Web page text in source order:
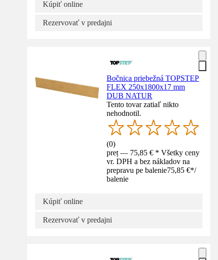
Kúpiť online
Rezervovať v predajni
Bočnica priebežná TOPSTEP
FLEX 250x1800x17 mm
DUB NATUR
Tento tovar zatiaľ nikto
nehodnotil.
(0)
preț — 75,85 € * Všetky ceny
vr. DPH a bez nákladov na
prepravu pe balenie75,85 €*/
balenie
Kúpiť online
Rezervovať v predajni